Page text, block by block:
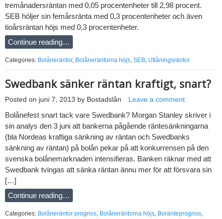
tremånadersräntan med 0,05 procentenheter till 2,98 procent.
SEB höljer sin femårsränta med 0,3 procentenheter och även
tioårsräntan höjs med 0,3 procentenheter.
Continue reading…
Categories: Bolåneräntor, Bolåneräntorna höjs SEB Utlåningsräntor
Swedbank sänker räntan kraftigt, snart?
Posted on juni 7, 2013 by Bostadslån Leave a comment
Bolånefest snart tack vare Swedbank? Morgan Stanley skriver i
sin analys den 3 juni att bankerna pågående räntesänkningarna
(bla Nordeas kraftiga sänkning av räntan och Swedbanks
sänkning av räntan) på bolån pekar på att konkurrensen på den
svenska bolånemarknaden intensifieras. Banken räknar med att
Swedbank tvingas att sänka räntan ännu mer för att försvara sin
[…]
Continue reading…
Categories: Bolåneräntor prognos, Bolåneräntorna höjs, Boränteprognos,